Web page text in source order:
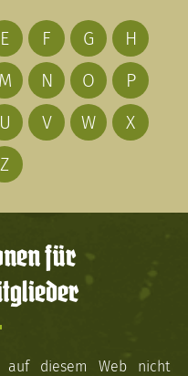
E F G
H
M N O
P
U V W
X
Z
für
auf diesem Web nicht